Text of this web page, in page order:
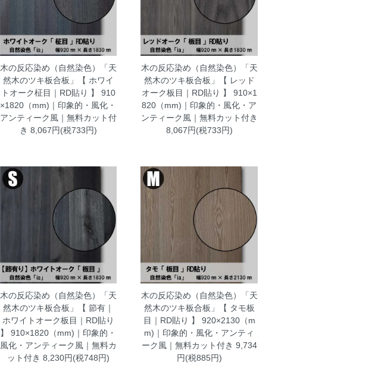
木の反応染め（自然染色）「天
然木のツキ板合板」【 ホワイ
トオーク柾目｜RD貼り 】 910
×1820（mm)｜印象的・風化・
アンティーク風｜無料カット付
き 8,067円(税733円)
木の反応染め（自然染色）「天
然木のツキ板合板」【 レッド
オーク板目｜RD貼り 】 910×1
820（mm)｜印象的・風化・ア
ンティーク風｜無料カット付き
8,067円(税733円)
木の反応染め（自然染色）「天
然木のツキ板合板」【 節有｜
ホワイトオーク板目｜RD貼り
】 910×1820（mm)｜印象的・
風化・アンティーク風｜無料カ
ット付き 8,230円(税748円)
木の反応染め（自然染色）「天
然木のツキ板合板」【 タモ板
目｜RD貼り 】 920×2130（m
m)｜印象的・風化・アンティ
ーク風｜無料カット付き 9,734
円(税885円)